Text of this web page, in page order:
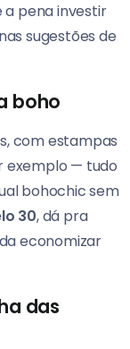
a pena investir
sugestões de
boho
com estampas
exemplo — tudo
bohochic sem
30, dá pra
economizar
das